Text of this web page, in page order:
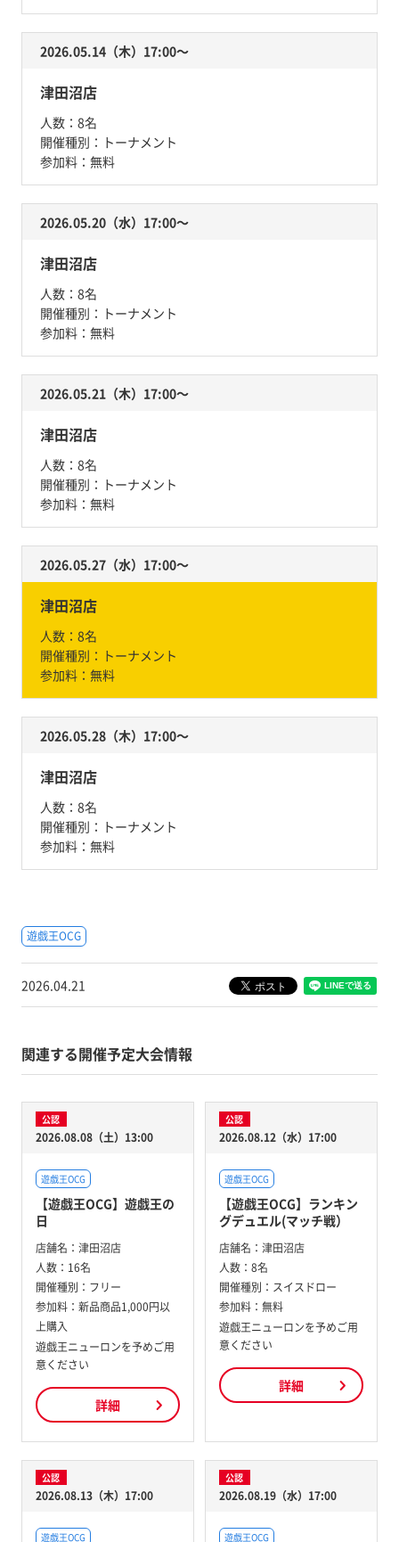
2026.05.14（木）17:00〜
津田沼店
人数： 8名
開催種別： トーナメント
参加料： 無料
2026.05.20（水）17:00〜
津田沼店
人数： 8名
開催種別： トーナメント
参加料： 無料
2026.05.21（木）17:00〜
津田沼店
人数： 8名
開催種別： トーナメント
参加料： 無料
2026.05.27（水）17:00〜
津田沼店
人数： 8名
開催種別： トーナメント
参加料： 無料
2026.05.28（木）17:00〜
津田沼店
人数： 8名
開催種別： トーナメント
参加料： 無料
遊戯王OCG
2026.04.21
関連する開催予定大会情報
公認
2026.08.08（土）13:00
遊戯王OCG
【遊戯王OCG】遊戯王の
日
店舗名： 津田沼店
人数： 16名
開催種別： フリー
参加料： 新品商品1,000円以
上購入
遊戯王ニューロンを予めご用
意ください
詳細
公認
2026.08.12（水）17:00
遊戯王OCG
【遊戯王OCG】ランキン
グデュエル(マッチ戦）
店舗名： 津田沼店
人数： 8名
開催種別： スイスドロー
参加料： 無料
遊戯王ニューロンを予めご用
意ください
詳細
公認
2026.08.13（木）17:00
遊戯王OCG
公認
2026.08.19（水）17:00
遊戯王OCG